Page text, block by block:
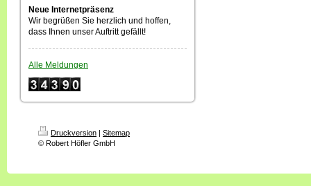
Neue Internetpräsenz
Wir begrüßen Sie herzlich und hoffen,
dass Ihnen unser Auftritt gefällt!
Alle Meldungen
Druckversion | Sitemap
© Robert Höfler GmbH